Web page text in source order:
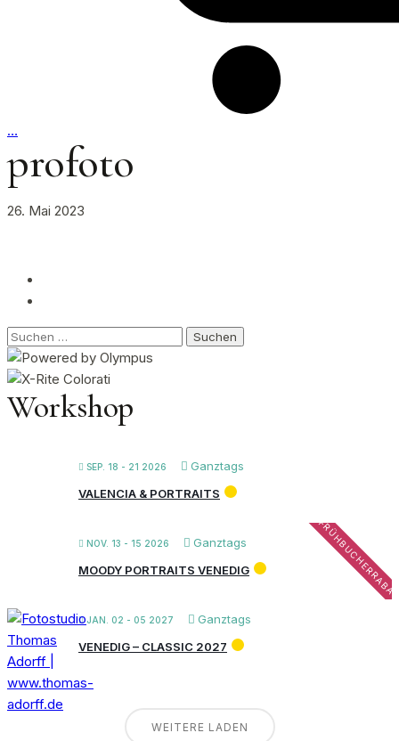
…
profoto
26. Mai 2023
Suchen
nach:
Workshop
SEP. 18 - 21 2026
Ganztags
VALENCIA & PORTRAITS
NOV. 13 - 15 2026 Ganztags
MOODY PORTRAITS VENEDIG
JAN. 02 - 05 2027
Ganztags
VENEDIG – CLASSIC 2027
WEITERE LADEN